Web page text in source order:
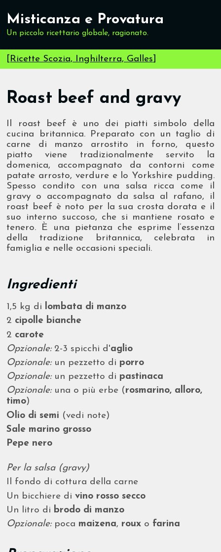
Misticanza e Provatura
Un piccolo ricettario globale, ragionato.
[Ricette Scozia, Inghilterra, Galles]
Roast beef and gravy
Il roast beef è uno dei piatti simbolo della
cucina britannica. Preparato con un taglio di
carne di manzo arrostito in forno, questo
piatto viene tradizionalmente servito la
domenica, accompagnato da contorni come
patate arrosto, verdure e lo Yorkshire pudding.
Spesso condito con una salsa ricca come il
gravy o accompagnato da salsa al rafano, il
roast beef è noto per la sua crosta dorata e il
suo interno succoso, che si mantiene rosato e
tenero. È una pietanza che esprime l’essenza
della tradizione britannica, celebrata in
famiglia e nelle occasioni speciali.
Ingredienti
1,5 kg di lombata di manzo
2 cipolle bianche
2 carote
Opzionale:2-3 spicchi d'aglio
Opzionale:un pezzetto di porro
Opzionale:un pezzetto di pastinaca
Opzionale:una o più erbe (rosmarino, alloro,
timo)
Olio di semi (vedi note)
Sale marino grosso
Pepe nero
Per la salsa (gravy)
Il fondo di cottura della carne
Un bicchiere divino rosso secco
Un litro di brodo di manzo
Opzionale:poca maizena, roux o farina